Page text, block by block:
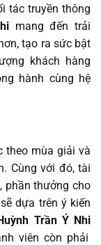
tác truyền thông
mang đến trải
tạo ra sức bật
khách hàng
hành cùng hệ
theo mùa giải và
Cùng với đó, tài
phần thưởng cho
dựa trên ý kiến
Trần Ý Nhi
viên còn phải